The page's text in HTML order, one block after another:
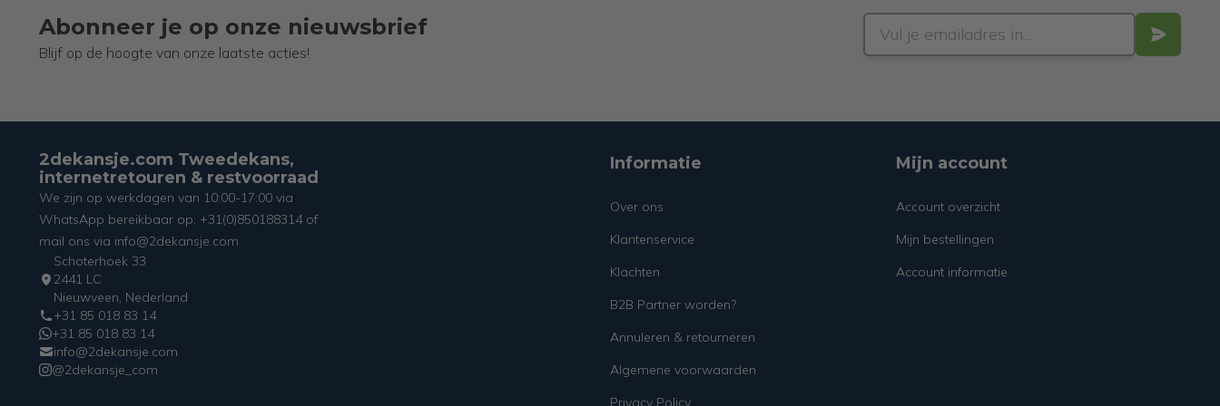
Abonneer je op onze nieuwsbrief
Blijf op de hoogte van onze laatste acties!
2dekansje.com Tweedekans,
internetretouren & restvoorraad
We zijn op werkdagen van 10:00-17:00 via
WhatsApp bereikbaar op: +31(0)850188314 of
mail ons via info@2dekansje.com
Schoterhoek 33
2441 LC
Nieuwveen, Nederland
+31 85 018 83 14
+31 85 018 83 14
info@2dekansje.com
@2dekansje_com
Informatie
Over ons
Klantenservice
Klachten
B2B Partner worden?
Annuleren & retourneren
Algemene voorwaarden
Privacy Policy
Mijn account
Account overzicht
Mijn bestellingen
Account informatie